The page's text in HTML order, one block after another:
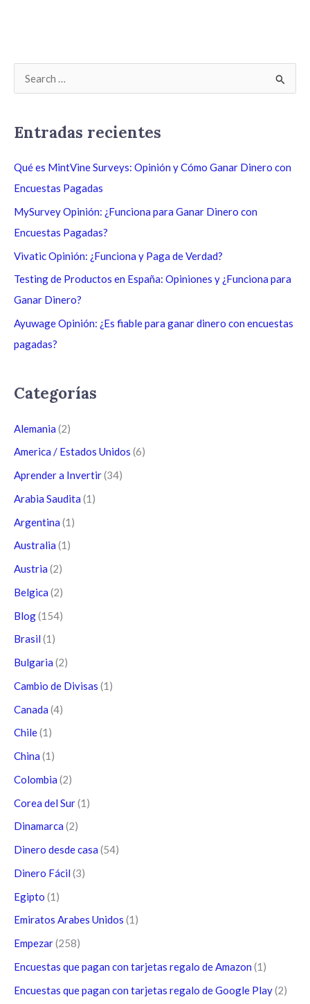
a
r
p
o
Entradas recientes
Qué es MintVine Surveys: Opinión y Cómo Ganar Dinero con
Encuestas Pagadas
MySurvey Opinión: ¿Funciona para Ganar Dinero con
Encuestas Pagadas?
Vivatic Opinión: ¿Funciona y Paga de Verdad?
Testing de Productos en España: Opiniones y ¿Funciona para
Ganar Dinero?
Ayuwage Opinión: ¿Es fiable para ganar dinero con encuestas
pagadas?
Categorías
Alemania (2)
America / Estados Unidos (6)
Aprender a Invertir(34)
Arabia Saudita (1)
Argentina (1)
Australia (1)
Austria (2)
Belgica (2)
Blog(154)
Brasil (1)
Bulgaria (2)
Cambio de Divisas (1)
Canada (4)
Chile(1)
China (1)
Colombia (2)
Corea del Sur(1)
Dinamarca (2)
Dinero desde casa (54)
Dinero Fácil (3)
Egipto (1)
Emiratos Arabes Unidos (1)
Empezar(258)
Encuestas que pagan con tarjetas regalo de Amazon (1)
Encuestas que pagan con tarjetas regalo de Google Play(2)